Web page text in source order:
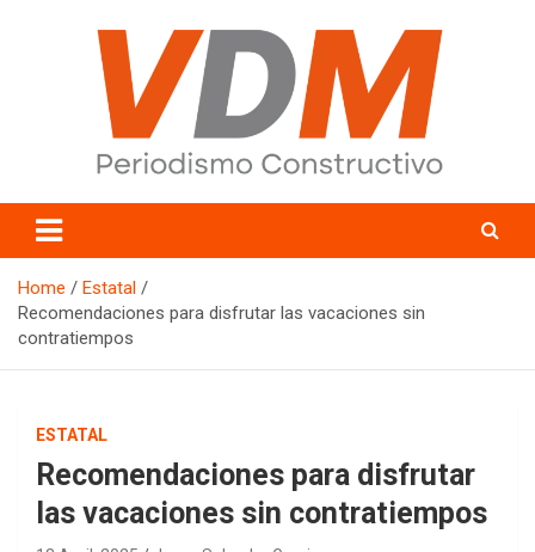
valledelmayo.com
Home
Estatal
Recomendaciones para disfrutar las vacaciones sin
contratiempos
ESTATAL
Recomendaciones para disfrutar
las vacaciones sin contratiempos